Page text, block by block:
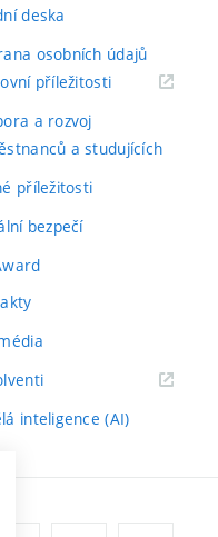
deska
osobních údajů
příležitosti(externí
a rozvoj
a studujících
příležitosti
bezpečí
(externí
inteligence (AI)